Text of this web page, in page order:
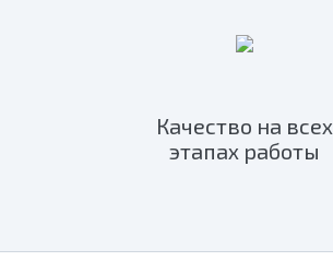
Качество на всех
этапах работы